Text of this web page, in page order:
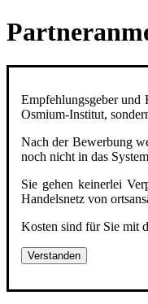
Empfehlungsgeber und
Osmium-Institut,
Nach der Bewerbung
noch nicht in das
Sie gehen keinerlei
Handelsnetz von
Kosten sind für Sie mit